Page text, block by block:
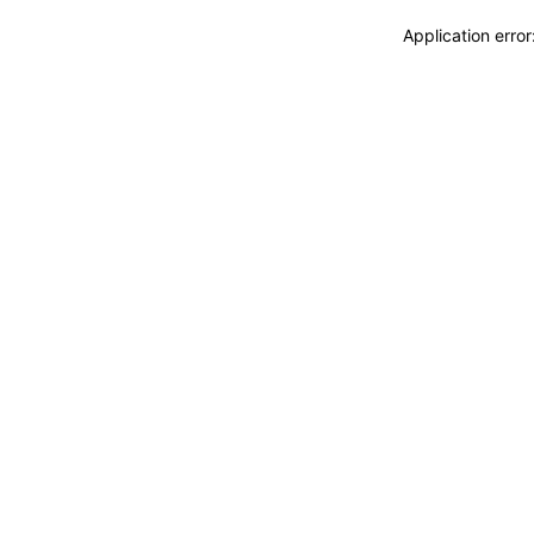
Application